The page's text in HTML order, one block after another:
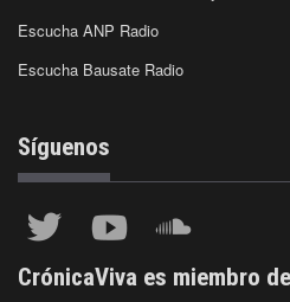
Escucha ANP Radio
Escucha Bausate Radio
Síguenos
CrónicaViva es miembro